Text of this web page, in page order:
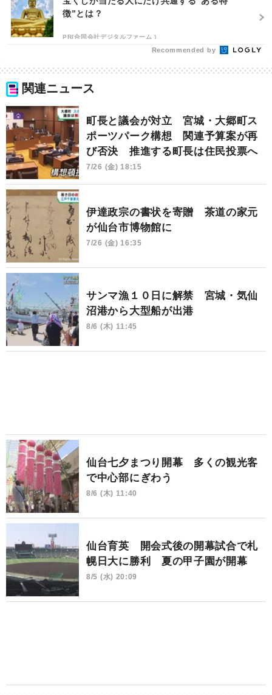
徴”とは？
PR(合同会社デジタルファーム )
Recommended by
関連ニュース
町長と議会が対立 宮城・大郷町ス
ポーツパーク構想 関連予算案が再
び否決 推進する町長は住民投票へ
7/26 (金) 18:15
伊達政宗の書状を寄贈 茶道の家元
が仙台市博物館に
7/26 (金) 16:35
サンマ漁１０日に解禁 宮城・気仙
沼港から大型船が出港
8/6 (木) 11:45
仙台七夕まつり開幕 多くの観光客
で中心部にぎわう
8/6 (木) 11:40
仙台育英 開会式後の開幕試合で札
幌日大に勝利 夏の甲子園が開幕
8/5 (水) 20:09